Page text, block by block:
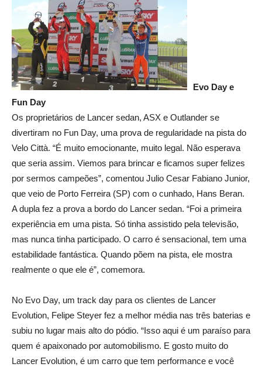
Evo Day e
Fun Day
Os proprietários de Lancer sedan, ASX e Outlander se
divertiram no Fun Day, uma prova de regularidade na pista do
Velo Città. “É muito emocionante, muito legal. Não esperava
que seria assim. Viemos para brincar e ficamos super felizes
por sermos campeões”, comentou Julio Cesar Fabiano Junior,
que veio de Porto Ferreira (SP) com o cunhado, Hans Beran.
A dupla fez a prova a bordo do Lancer sedan. “Foi a primeira
experiência em uma pista. Só tinha assistido pela televisão,
mas nunca tinha participado. O carro é sensacional, tem uma
estabilidade fantástica. Quando põem na pista, ele mostra
realmente o que ele é”, comemora.
No Evo Day, um track day para os clientes de Lancer
Evolution, Felipe Steyer fez a melhor média nas três baterias e
subiu no lugar mais alto do pódio. “Isso aqui é um paraíso para
quem é apaixonado por automobilismo. E gosto muito do
Lancer Evolution, é um carro que tem performance e você